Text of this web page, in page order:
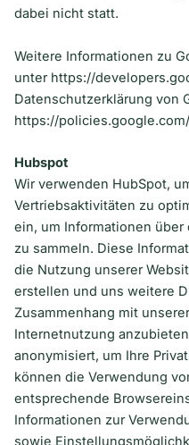
dabei nicht statt.
Weitere Informationen zu
unter https://
Datenschutzerklärung von
https://
Hubspot
Wir verwenden HubSpot,
Vertriebsaktivitäten zu
ein, um Informationen
zu sammeln. Diese
die Nutzung unserer
erstellen und uns weitere
Zusammenhang mit
Internetnutzung
anonymisiert, um Ihre
können die Verwendung
entsprechende
Informationen zur
sowie